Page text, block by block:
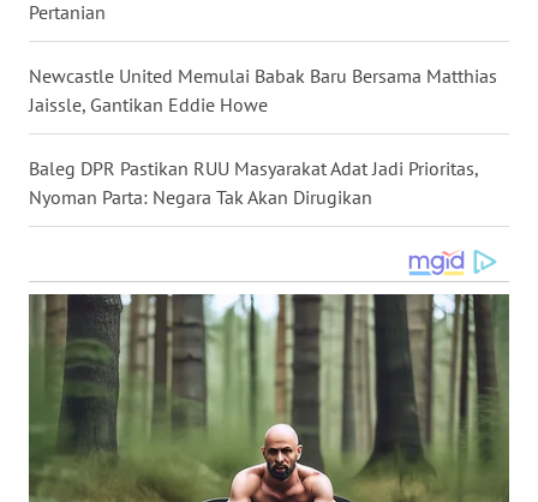
Pertanian
Newcastle United Memulai Babak Baru Bersama Matthias
Jaissle, Gantikan Eddie Howe
Baleg DPR Pastikan RUU Masyarakat Adat Jadi Prioritas,
Nyoman Parta: Negara Tak Akan Dirugikan
JATIM
WN
BALI
WN
KALBAR
KALTENG
WN
KALTARA
KALSEL